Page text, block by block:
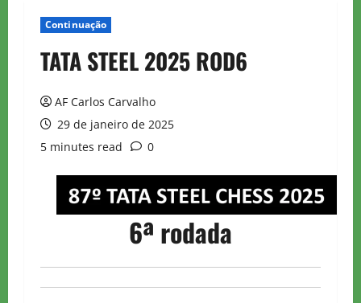
Continuação
TATA STEEL 2025 ROD6
AF Carlos Carvalho
29 de janeiro de 2025
5 minutes read
0
6ª rodada